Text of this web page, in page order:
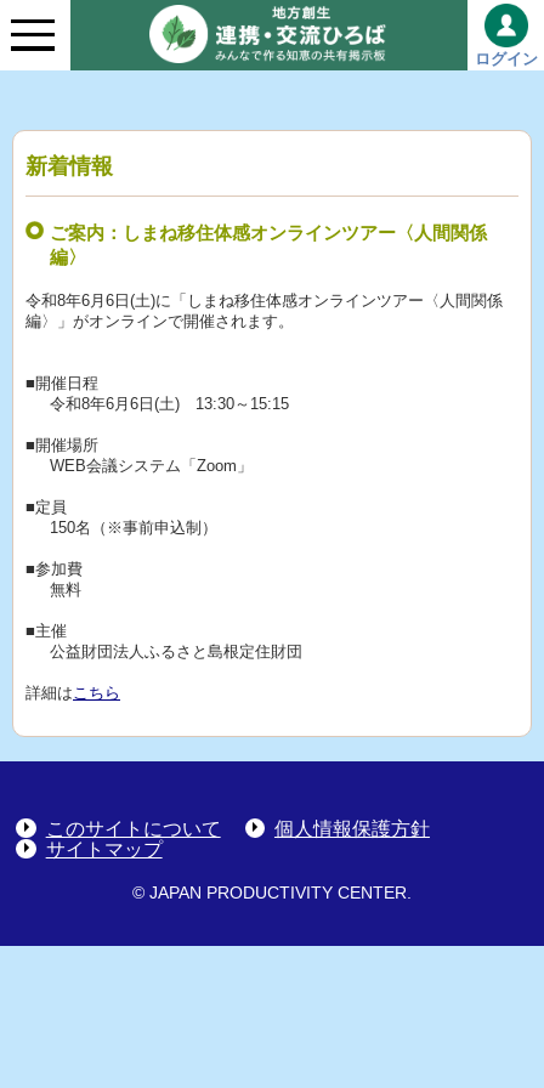
ログイン
新着情報
ご案内：しまね移住体感オンラインツアー〈人間関係
編〉
令和8年6月6日(土)に「しまね移住体感オンラインツアー〈人間関係
編〉」がオンラインで開催されます。
■開催日程
令和8年6月6日(土) 13:30～15:15
■開催場所
WEB会議システム「Zoom」
■定員
150名（※事前申込制）
■参加費
無料
■主催
公益財団法人ふるさと島根定住財団
詳細はこちら
このサイトについて
個人情報保護方針
サイトマップ
© JAPAN PRODUCTIVITY CENTER.